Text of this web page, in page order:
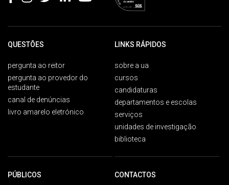
QUESTÕES
pergunta ao reitor
pergunta ao provedor do
estudante
canal de denúncias
livro amarelo eletrónico
LINKS RÁPIDOS
sobre a ua
cursos
candidaturas
departamentos e escolas
serviços
unidades de investigação
biblioteca
PÚBLICOS CONTACTOS